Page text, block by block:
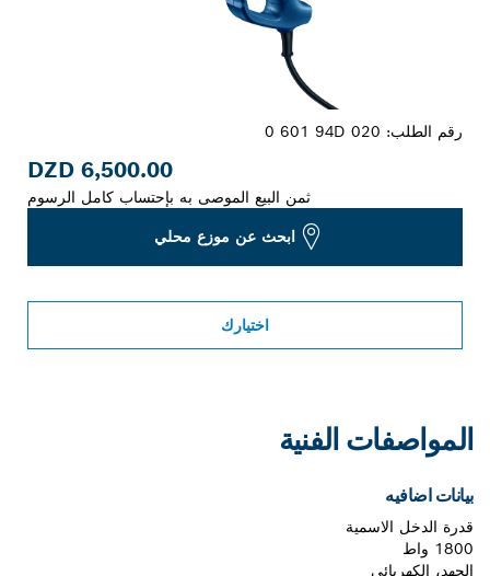
رقم الطلب:0 601 94D 020
6,500.00 DZD
ثمن البيع الموصى به بإحتساب كامل الرسوم
ابحث عن موزع محلي
اختيارك
المواصفات الفنية
بيانات اضافيه
قدرة الدخل الاسمية
1800 واط
الجهد، الكهربائي